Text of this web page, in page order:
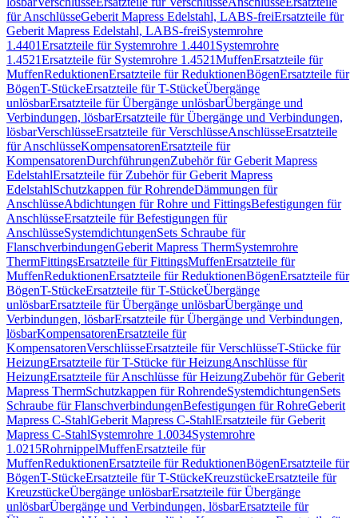
für AnschlüsseGeberit Mapress Edelstahl, LABS-freiErsatzteile für
Geberit Mapress Edelstahl, LABS-freiSystemrohre
1.4401Ersatzteile für Systemrohre 1.4401 Systemrohre
1.4521Ersatzteile für Systemrohre 1.4521MuffenErsatzteile für
MuffenReduktionenErsatzteile für ReduktionenBögenErsatzteile für
BögenT-StückeErsatzteile für T-StückeÜbergänge
unlösbarErsatzteile für Übergänge unlösbarÜbergänge und
Verbindungen, lösbarErsatzteile für Übergänge und Verbindungen,
lösbarVerschlüsseErsatzteile für VerschlüsseAnschlüsseErsatzteile
für AnschlüsseKompensatorenErsatzteile für
KompensatorenDurchführungenZubehör für Geberit Mapress
EdelstahlErsatzteile für Zubehör für Geberit Mapress
EdelstahlSchutzkappen für RohrendeDämmungen für
AnschlüsseAbdichtungen für Rohre und FittingsBefestigungen für
AnschlüsseErsatzteile für Befestigungen für
AnschlüsseSystemdichtungenSets Schraube für
FlanschverbindungenGeberit Mapress ThermSystemrohre
ThermFittingsErsatzteile für FittingsMuffenErsatzteile für
MuffenReduktionenErsatzteile für ReduktionenBögenErsatzteile für
BögenT-StückeErsatzteile für T-StückeÜbergänge
unlösbarErsatzteile für Übergänge unlösbarÜbergänge und
Verbindungen, lösbarErsatzteile für Übergänge und Verbindungen,
lösbarKompensatorenErsatzteile für
KompensatorenVerschlüsseErsatzteile für VerschlüsseT-Stücke für
HeizungErsatzteile für T-Stücke für HeizungAnschlüsse für
HeizungErsatzteile für Anschlüsse für HeizungZubehör für Geberit
Mapress ThermSchutzkappen für RohrendeSystemdichtungenSets
Schraube für FlanschverbindungenBefestigungen für RohreGeberit
Mapress C-StahlGeberit Mapress C-StahlErsatzteile für Geberit
Mapress C-StahlSystemrohre 1.0034Systemrohre
1.0215RohrnippelMuffenErsatzteile für
MuffenReduktionenErsatzteile für ReduktionenBögenErsatzteile für
BögenT-StückeErsatzteile für T-StückeKreuzstückeErsatzteile für
KreuzstückeÜbergänge unlösbarErsatzteile für Übergänge
unlösbarÜbergänge und Verbindungen, lösbarErsatzteile für